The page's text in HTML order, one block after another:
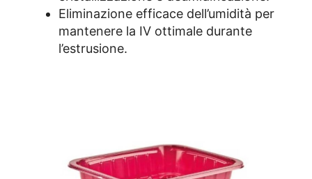
Eliminazione efficace dell’umidità per
mantenere la IV ottimale durante
l’estrusione.